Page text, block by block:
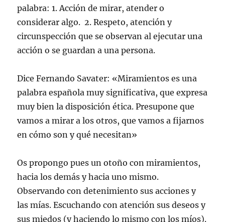
palabra: 1. Acción de mirar, atender o
considerar algo. 2. Respeto, atención y
circunspección que se observan al ejecutar una
acción o se guardan a una persona.
Dice Fernando Savater: «Miramientos es una
palabra española muy significativa, que expresa
muy bien la disposición ética. Presupone que
vamos a mirar a los otros, que vamos a fijarnos
en cómo son y qué necesitan»
Os propongo pues un otoño con miramientos,
hacia los demás y hacia uno mismo.
Observando con detenimiento sus acciones y
las mías. Escuchando con atención sus deseos y
sus miedos (y haciendo lo mismo con los míos).